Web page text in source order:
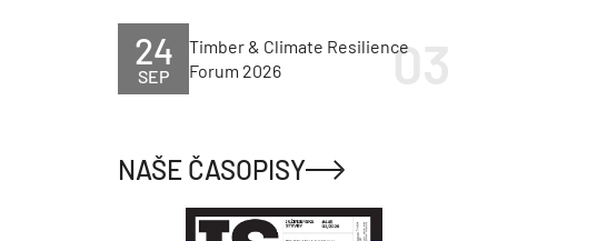
SEP
24
Timber & Climate Resilience
Forum 2026
NAŠE ČASOPISY